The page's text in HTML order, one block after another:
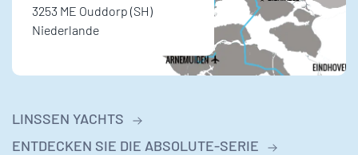
3253 ME Ouddorp (SH)
Niederlande
LINSSEN YACHTS
ENTDECKEN SIE DIE ABSOLUTE-SERIE